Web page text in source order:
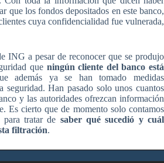
que los fondos depositados en este banco,
cuya confidencialidad fue vulnerada,
ING a pesar de reconocer que se produjo
que ningún cliente del banco está
además ya se han tomado medidas
seguridad. Han pasado solo unos cuantos
y las autoridades ofrezcan información
Es cierto que de momento solo contamos
tratar de saber qué sucedió y cuál
filtración.